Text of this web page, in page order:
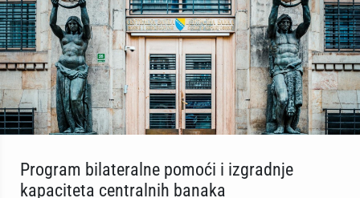
Program bilateralne pomoći i izgradnje
kapaciteta centralnih banaka